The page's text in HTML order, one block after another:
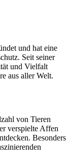
und hat eine
Seit seiner
und Vielfalt
aus aller Welt.
von Tieren
verspielte Affen
Besonders